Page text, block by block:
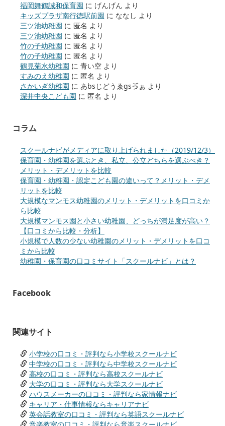
福岡舞鶴誠和保育園 に げんげん より
キッズプラザ南行徳駅前園 に ななし より
三ツ池幼稚園 に 匿名 より
三ツ池幼稚園 に 匿名 より
竹の子幼稚園 に 匿名 より
竹の子幼稚園 に 匿名 より
鶴見菊水幼稚園 に 青い空 より
すみのえ幼稚園 に 匿名 より
さかいぎ幼稚園 に あbsじどうゑgsゔぁ より
深井中央こども園 に 匿名 より
コラム
スクールナビがメディアに取り上げられました（2019/12/3）
保育園・幼稚園を選ぶとき、私立、公立どちらを選ぶべき？
メリット・デメリットを比較
保育園・幼稚園・認定こども園の違いって？メリット・デメ
リットを比較
大規模なマンモス幼稚園のメリット・デメリットを口コミか
ら比較
大規模マンモス園と小さい幼稚園、どっちが満足度が高い？
【口コミから比較・分析】
小規模で人数の少ない幼稚園のメリット・デメリットを口コ
ミから比較
幼稚園・保育園の口コミサイト「スクールナビ」とは？
Facebook
関連サイト
小学校の口コミ・評判なら小学校スクールナビ
中学校の口コミ・評判なら中学校スクールナビ
高校の口コミ・評判なら高校スクールナビ
大学の口コミ・評判なら大学スクールナビ
ハウスメーカーの口コミ・評判なら家情報ナビ
キャリア・仕事情報ならキャリアナビ
英会話教室の口コミ・評判なら英語スクールナビ